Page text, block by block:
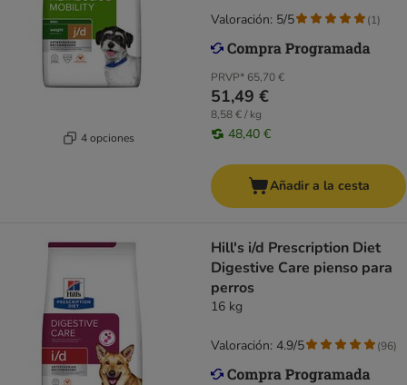
4 opciones
PRVP* 65,70 €
51,49 €
8,58 € / kg
48,40 €
Valoración: 5/5 (1)
Añadir a la cesta
Hill's i/d Prescription Diet
Digestive Care pienso para
perros
16 kg
Valoración: 4.9/5 (96)